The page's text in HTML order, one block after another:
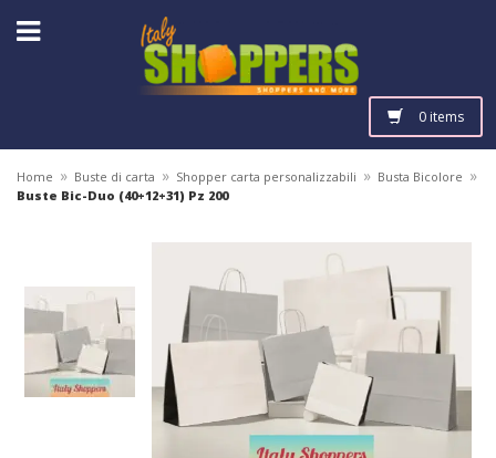
0 items
Home » Buste di carta » Shopper carta personalizzabili » Busta Bicolore »
Buste Bic-Duo (40+12+31) Pz 200